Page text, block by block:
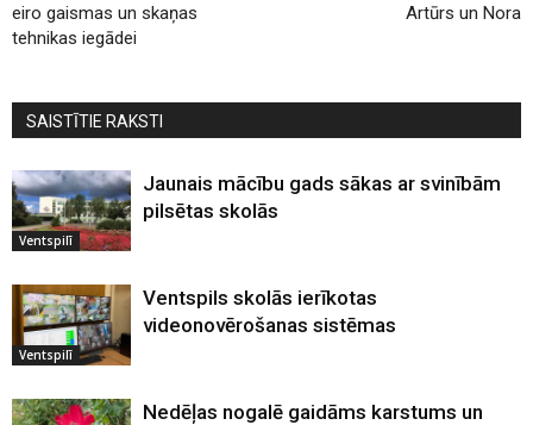
eiro gaismas un skaņas
tehnikas iegādei
Artūrs un Nora
SAISTĪTIE RAKSTI
Ventspilī
Jaunais mācību gads sākas ar svinībām
pilsētas skolās
Ventspilī
Ventspils skolās ierīkotas
videonovērošanas sistēmas
Nedēļas nogalē gaidāms karstums un